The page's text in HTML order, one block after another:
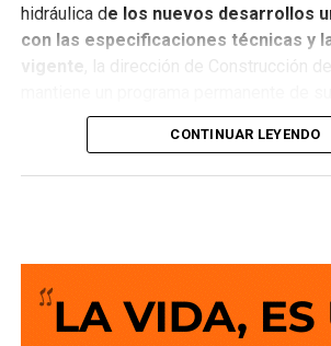
hidráulica de los nuevos desarrollos
con las especificaciones técnicas y
vigente
, la dirección de Construcción
fraccionamientos y centros de
incorporarse a las redes de agua
CONTINUAR LEYENDO